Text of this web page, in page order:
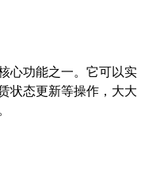
心功能之一。它可以实
状态更新等操作，大大